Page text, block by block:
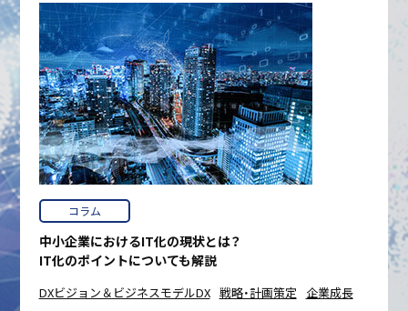
コラム
中小企業におけるIT化の現状とは？
IT化のポイントについても解説
DXビジョン＆ビジネスモデルDX 戦略・計画策定 企業成長